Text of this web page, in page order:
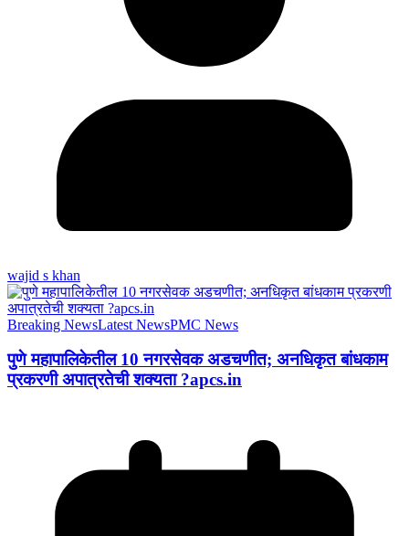
wajid s khan
Breaking NewsLatest NewsPMC News
पुणे महापालिकेतील 10 नगरसेवक अडचणीत; अनधिकृत बांधकाम
प्रकरणी अपात्रतेची शक्यता ?apcs.in